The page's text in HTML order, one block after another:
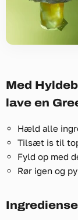
Med
lave en
Hæld alle
Tilsæt is til
Fyld op med
Rør igen og